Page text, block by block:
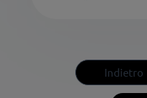
Indietro